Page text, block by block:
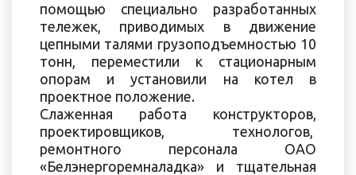
помощью специально разработанных
тележек, приводимых в движение
цепными талями грузоподъемностью 10
тонн, переместили к стационарным
опорам и установили на котел в
проектное положение.
Слаженная работа конструкторов,
проектировщиков, технологов,
ремонтного персонала ОАО
«Белэнергоремналадка» и тщательная